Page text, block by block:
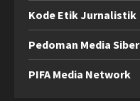
Kode Etik Jurnalistik
Pedoman Media Siber
PIFA Media Network